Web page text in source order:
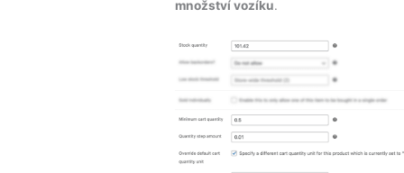
množství vozíku.